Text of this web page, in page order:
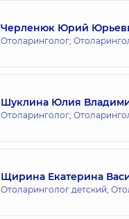
Черленюк Юрий
Отоларинголог;
Шуклина Юлия
Отоларинголог;
Щирина Екатерина
Отоларинголог детский;